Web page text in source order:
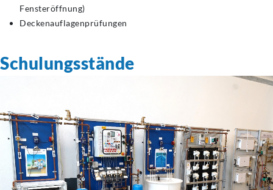
Fensteröffnung)
Deckenauflagenprüfungen
Schulungsstände